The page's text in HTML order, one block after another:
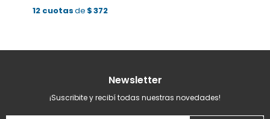
12 cuotasde $372
Newsletter
¡Suscribite y recibí todas nuestras novedades!